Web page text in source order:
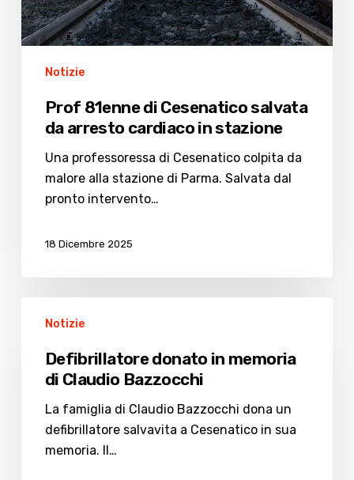
in
stazione
Notizie
Prof 81enne di Cesenatico salvata
da arresto cardiaco in stazione
Una professoressa di Cesenatico colpita da
malore alla stazione di Parma. Salvata dal
pronto intervento…
18 Dicembre 2025
donato
memoria
Claudio
Bazzocchi
Notizie
Defibrillatore donato in memoria
di Claudio Bazzocchi
La famiglia di Claudio Bazzocchi dona un
defibrillatore salvavita a Cesenatico in sua
memoria. Il…